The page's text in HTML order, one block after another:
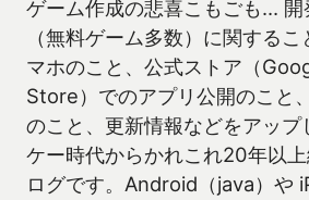
ゲーム作成の悲喜こもごも… 開
（無料ゲーム多数）に関する
マホのこと、公式ストア（
Store）でのアプリ公開のこと
のこと、更新情報などをアップ
ケー時代からかれこれ20年以
ログです。Android（java）や